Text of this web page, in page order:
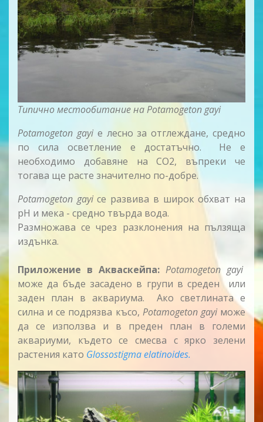
Типично местообитание наPotamogeton gayi
Potamogeton gayiе лесно за отглеждане, средно
по сила осветление е достатъчно. Не е
необходимо добавяне на CO2, въпреки че
тогава ще расте значително по-добре.
Potamogeton gayiсе развива в широк обхват на
pH и мека - средно твърда вода.
Размножава се чрез разклонения на пълзяща
издънка.
Приложение в Акваскейпа: Potamogeton gayi
може да бъде засадено в групи в среден или
заден план в аквариума. Ако светлината е
силна и се подрязва късо, Potamogeton gayiможе
да се използва и в преден план в големи
аквариуми, където се смесва с ярко зелени
растения като Glossostigma elatinoides.